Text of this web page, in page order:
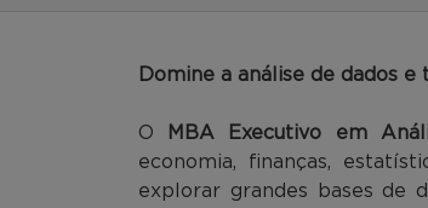
Domine a análise de dados
O MBA Executivo em
economia, finanças,
explorar grandes bases de